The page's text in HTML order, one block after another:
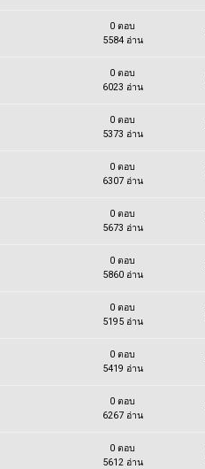
0 ตอบ
5584 อ่าน
0 ตอบ
6023 อ่าน
0 ตอบ
5373 อ่าน
0 ตอบ
6307 อ่าน
0 ตอบ
5673 อ่าน
0 ตอบ
5860 อ่าน
0 ตอบ
5195 อ่าน
0 ตอบ
5419 อ่าน
0 ตอบ
6267 อ่าน
0 ตอบ
5612 อ่าน